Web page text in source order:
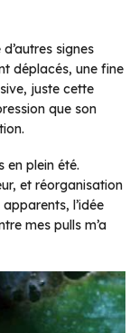
signes
déplacés, une fine
juste cette
que son
en plein été.
et réorganisation
l’idée
mes pulls m’a